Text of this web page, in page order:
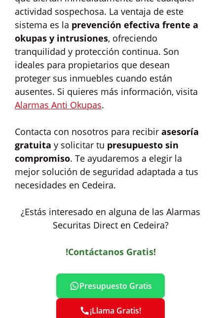
actividad sospechosa. La ventaja de este
sistema es la prevención efectiva frente a
okupas y intrusiones, ofreciendo
tranquilidad y protección continua. Son
ideales para propietarios que desean
proteger sus inmuebles cuando están
ausentes. Si quieres más información, visita
Alarmas Anti Okupas.
Contacta con nosotros para recibir asesoría
gratuita y solicitar tu presupuesto sin
compromiso. Te ayudaremos a elegir la
mejor solución de seguridad adaptada a tus
necesidades en Cedeira.
¿Estás interesado en alguna de las Alarmas
Securitas Direct en Cedeira?
!Contáctanos Gratis!
Presupuesto Gratis
¡Llama Gratis!